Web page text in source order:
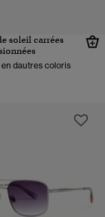
soleil carrées
dautres coloris